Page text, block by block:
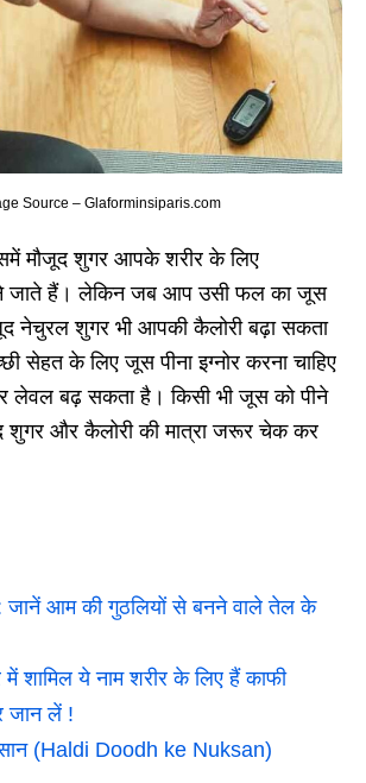
Source – Glaforminsiparis.com
मौजूद शुगर आपके शरीर के लिए
जाते हैं। लेकिन जब आप उसी फल का जूस
नेचुरल शुगर भी आपकी कैलोरी बढ़ा सकता
सेहत के लिए जूस पीना इग्नोर करना चाहिए
लेवल बढ़ सकता है। किसी भी जूस को पीने
और कैलोरी की मात्रा जरूर चेक कर
जानें आम की गुठलियों से बनने वाले तेल के
शामिल ये नाम शरीर के लिए हैं काफी
जान लें !
(Haldi Doodh ke Nuksan)